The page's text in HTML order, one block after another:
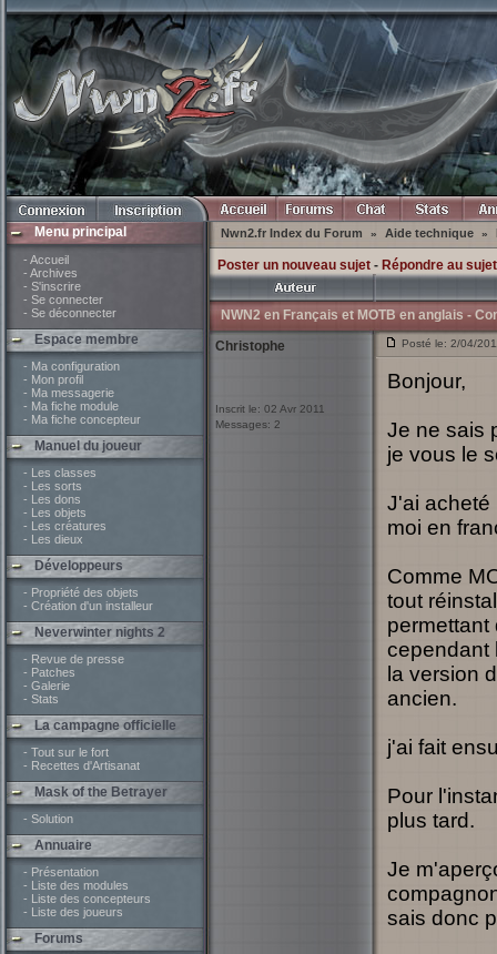
Menu principal
- Accueil
- Archives
- S'inscrire
- Se connecter
- Se déconnecter
Espace membre
- Ma configuration
- Mon profil
- Ma messagerie
- Ma fiche module
- Ma fiche concepteur
Manuel du joueur
- Les classes
- Les sorts
- Les dons
- Les objets
- Les créatures
- Les dieux
Développeurs
- Propriété des objets
- Création d'un installeur
Neverwinter nights 2
- Revue de presse
- Patches
- Galerie
- Stats
La campagne officielle
- Tout sur le fort
- Recettes d'Artisanat
Mask of the Betrayer
- Solution
Annuaire
- Présentation
- Liste des modules
- Liste des concepteurs
- Liste des joueurs
Forums
Nwn2.fr Index du Forum » Aide technique »
Poster un nouveau sujet- Répondre au sujet
NWN2 en Français et MOTB en anglais -
Christophe
Inscrit le: 02 Avr 2011
Messages: 2
Posté le: 2/04/
Bonjour,
Je ne sais
je vous le
J'ai acheté
moi en
Comme
tout
permettant
cependant
la version
ancien.
j'ai fait
Pour
plus tard.
Je
sais donc